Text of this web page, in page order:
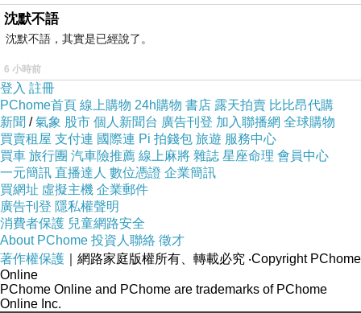
沈默不語
沈默不語，其實是已經說了。
6 小時前
登入 註冊
PChome首頁 線上購物 24h購物 書店 露天拍賣 比比昂代購
新聞 /氣象 股市 個人新聞台 廣告刊登 加入聯播網 全球購物
買賣租屋 支付連 國際連 Pi 拍錢包 旅遊 服務中心
買車 旅行團 汽車險推薦 線上麻將 雜誌 星座命理 會員中心
一元簡訊 直播達人 數位憑證 企業簡訊
買網址 虛擬主機 企業郵件
廣告刊登 隱私權聲明
消費者保護 兒童網路安全
About PChome 投資人聯絡 徵才
著作權保護 ｜網路家庭版權所有、轉載必究 ‧Copyright PChome
Online
PChome Online and PChome are trademarks of PChome
Online Inc.